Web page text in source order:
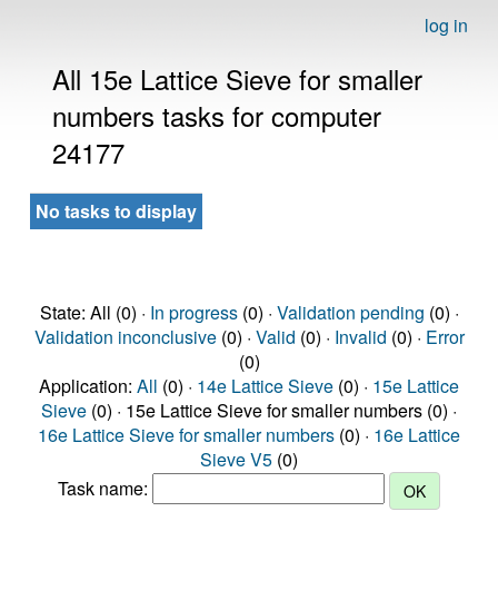
log in
All 15e Lattice Sieve for smaller
numbers tasks for computer
24177
No tasks to display
State: All (0) · In progress(0) · Validation pending (0) ·
Validation inconclusive(0) · Valid (0) · Invalid (0) · Error
(0)
Application: All (0) · 14e Lattice Sieve (0) · 15e Lattice
Sieve (0) · 15e Lattice Sieve for smaller numbers (0) ·
16e Lattice Sieve for smaller numbers (0) · 16e Lattice
Sieve V5 (0)
Task name: